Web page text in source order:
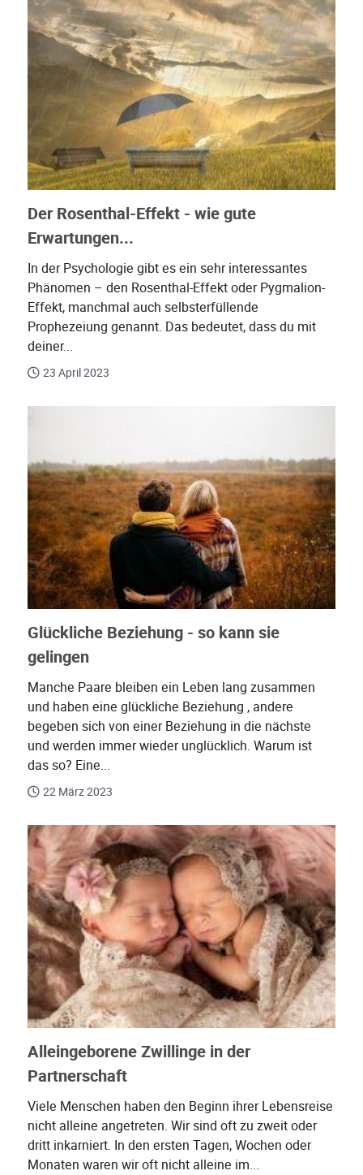
Der Rosenthal-Effekt - wie gute
Erwartungen...
In der Psychologie gibt es ein sehr interessantes
Phänomen – den Rosenthal-Effekt oder Pygmalion-
Effekt, manchmal auch selbsterfüllende
Prophezeiung genannt. Das bedeutet, dass du mit
deiner...
23 April 2023
Glückliche Beziehung - so kann sie
gelingen
Manche Paare bleiben ein Leben lang zusammen
und haben eine glückliche Beziehung , andere
begeben sich von einer Beziehung in die nächste
und werden immer wieder unglücklich. Warum ist
das so? Eine...
22 März 2023
Alleingeborene Zwillinge in der
Partnerschaft
Viele Menschen haben den Beginn ihrer Lebensreise
nicht alleine angetreten. Wir sind oft zu zweit oder
dritt inkarniert. In den ersten Tagen, Wochen oder
Monaten waren wir oft nicht alleine im...